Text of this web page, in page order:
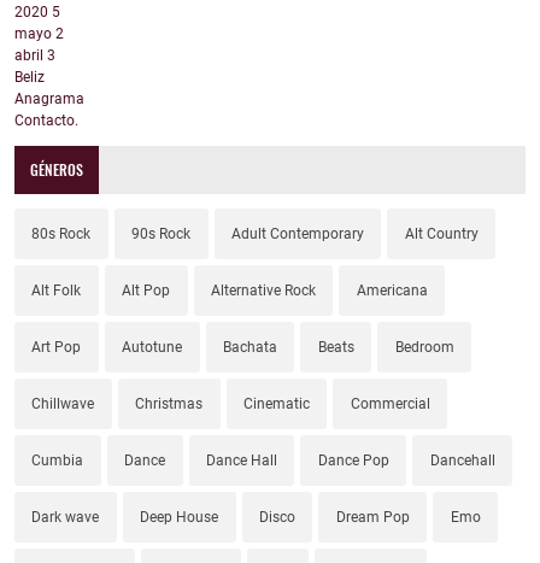
2020 5
mayo 2
abril 3
Beliz
Anagrama
Contacto.
GÉNEROS
80s Rock 90s Rock Adult Contemporary Alt Country
Alt Folk Alt Pop Alternative Rock Americana
Art Pop Autotune Bachata Beats Bedroom
Chillwave Christmas Cinematic Commercial
Cumbia Dance Dance Hall Dance Pop Dancehall
Dark wave Deep House Disco Dream Pop Emo